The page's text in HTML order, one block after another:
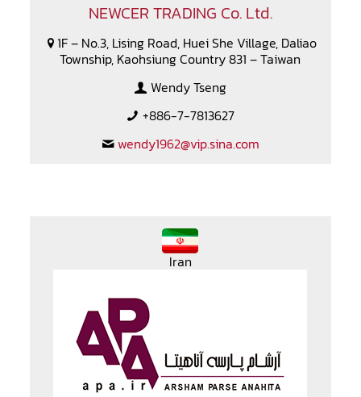
NEWCER TRADING Co. Ltd.
1F – No.3, Lising Road, Huei She Village, Daliao
Township, Kaohsiung Country 831 – Taiwan
Wendy Tseng
+886-7-7813627
wendy1962@vip.sina.com
Iran